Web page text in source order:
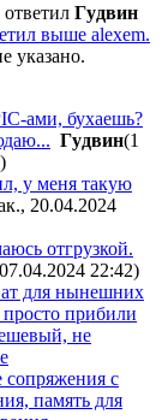
ответил Гyдвин
выше alexem.
указано.
ами, бухаешь?
Гyдвин(1
)
у меня такую
20.04.2024
отгрузкой.
22:42)
для нынешних
прибили
не
сопряжения с
память для